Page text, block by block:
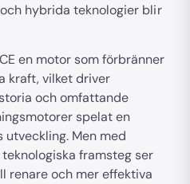
hybrida teknologier blir
en motor som förbränner
kraft, vilket driver
och omfattande
spelat en
Men med
framsteg ser
renare och mer effektiva